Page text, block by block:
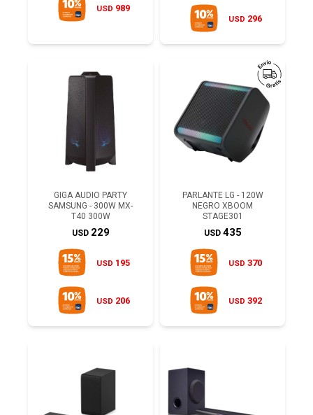
USD 989
USD 296
GIGA AUDIO PARTY
SAMSUNG - 300W MX-
T40 300W
USD 229
USD 195
USD 206
PARLANTE LG - 120W
NEGRO XBOOM
STAGE301
USD 435
USD 370
USD 392